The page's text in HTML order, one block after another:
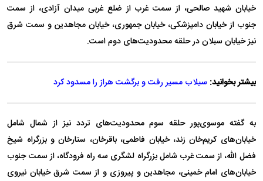
خیابان شهید صالحی، از سمت غرب از ضلع غربی میدان آزادی، از سمت
جنوب از خیابان دامپزشکی، خیابان جمهوری، خیابان مجاهدین و سمت شرق
نیز خیابان سبلان در حلقه محدودیت‌های دوم است.
بیشتر بخوانید:سیلاب مسیر رفت و برگشت هراز را مسدود کرد
به گفته موسوی‌پور حلقه سوم محدودیت‌های تردد نیز از شمال شامل
خیابان‌های کریم‌خان زند، خیابان فاطمی، باقرخان، ستارخان و بزرگراه شیخ
فضل الله، از سمت غرب شامل بزرگراه لشگری سه راه فرودگاه، از سمت جنوب
خیابان‌های امام خمینی، مجاهدین و پیروزی و از سمت شرق خیابان نیروی